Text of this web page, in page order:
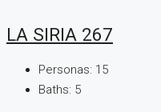
LA SIRIA 267
Personas: 15
Baths: 5